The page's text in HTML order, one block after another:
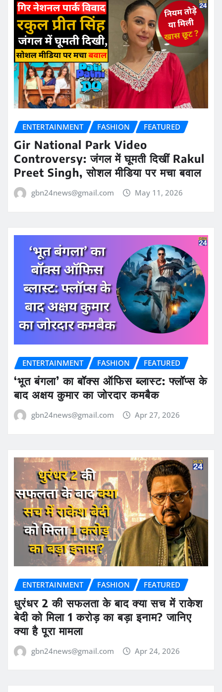
ENTERTAINMENT FASHION FEATURED
Gir National Park Video
Controversy: जंगल में घूमती दिखीं Rakul
Preet Singh, सोशल मीडिया पर मचा बवाल
gbn24news@gmail.com May 11, 2026
ENTERTAINMENT FASHION FEATURED
‘भूत बंगला’ का बॉक्स ऑफिस ब्लास्ट: फ्लॉप्स के
बाद अक्षय कुमार का जोरदार कमबैक
gbn24news@gmail.com Apr 27, 2026
ENTERTAINMENT FASHION FEATURED
धुरंधर 2 की सफलता के बाद क्या सच में राकेश
बेदी को मिला 1 करोड़ का बड़ा इनाम? जानिए
क्या है पूरा मामला
gbn24news@gmail.com Apr 24, 2026